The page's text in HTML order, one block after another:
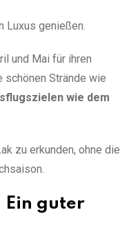
Luxus genießen.
und Mai für ihren
schönen Strände wie
wie dem
zu erkunden, ohne die
Ein guter